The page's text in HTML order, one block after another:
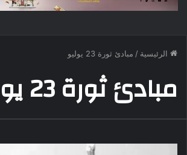
الرئيسية / مبادئ ثورة 23 يوليو
مبادئ ثورة 23 يوليو